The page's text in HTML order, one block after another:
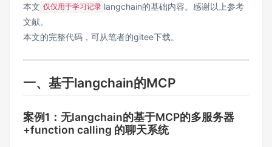
本文 仅仅用于学习记录 langchain的基础内容。感谢以上参考
文献。
本文的完整代码，可从笔者的gitee下载。
一、基于langchain的MCP
案例1：无langchain的基于MCP的多服务器
+function calling 的聊天系统